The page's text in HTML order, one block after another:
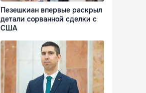
Пезешкиан впервые раскрыл
детали сорванной сделки с
США